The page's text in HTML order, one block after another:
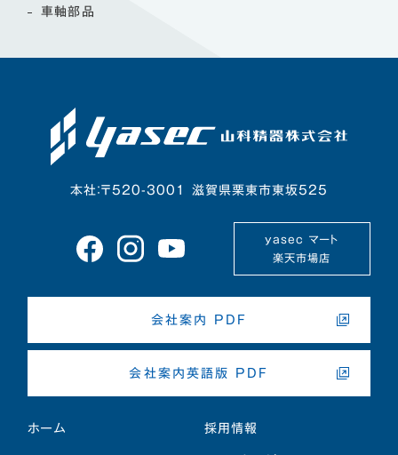
車軸部品
本社：〒520-3001 滋賀県栗東市東坂525
yasec マート
楽天市場店
会社案内 PDF
会社案内英語版 PDF
ホーム 採用情報